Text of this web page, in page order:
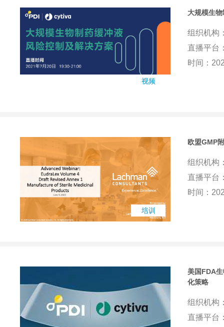
视频
大规模生
组织机构
直播平台
时间：
培训
欧盟GMP
组织机构
直播平台
时间：
美国FDA
化策略
组织机构
直播平台